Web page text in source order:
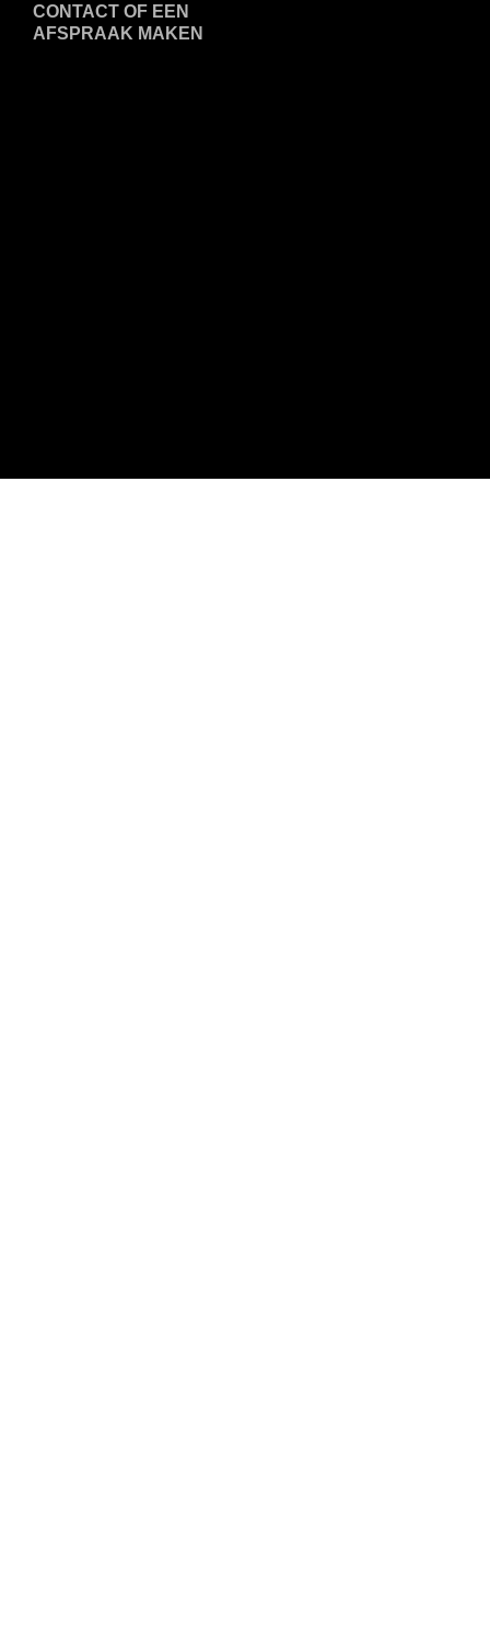
CONTACT OF EEN
AFSPRAAK MAKEN